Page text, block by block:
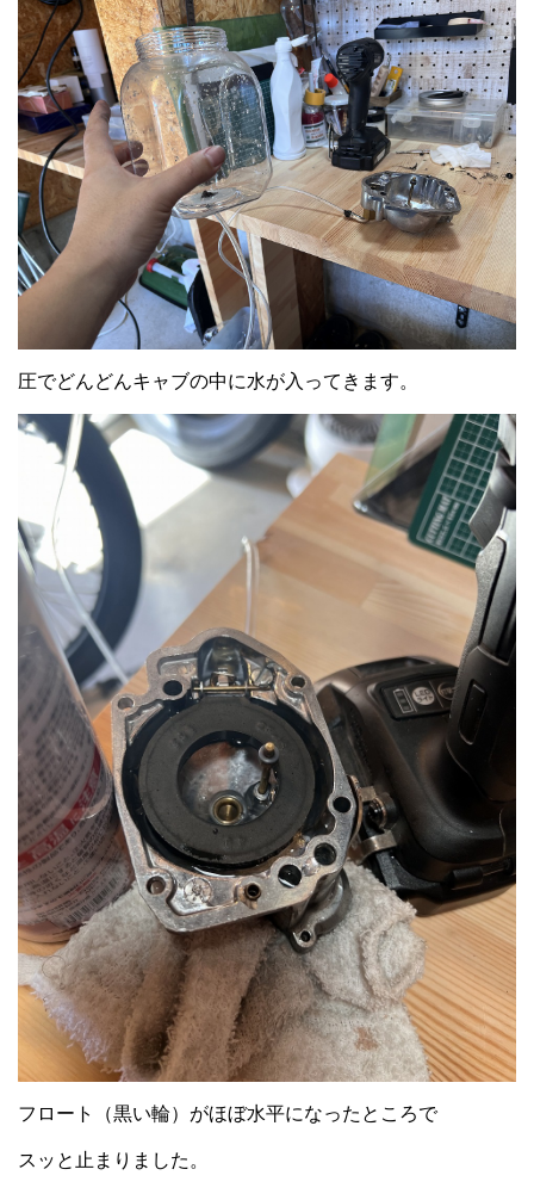
圧でどんどんキャブの中に水が入ってきます。
フロート（黒い輪）がほぼ水平になったところで
スッと止まりました。